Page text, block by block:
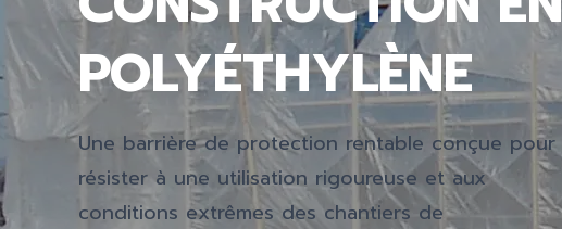
POLYÉTHYLÈNE
Une barrière de protection rentable conçue pour
résister à une utilisation rigoureuse et aux
conditions extrêmes des chantiers de